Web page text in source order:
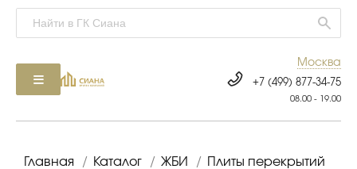
Москва
+7 (499) 877-34-75
08.00 - 19.00
Главная / Каталог / ЖБИ /
Плиты перекрытий